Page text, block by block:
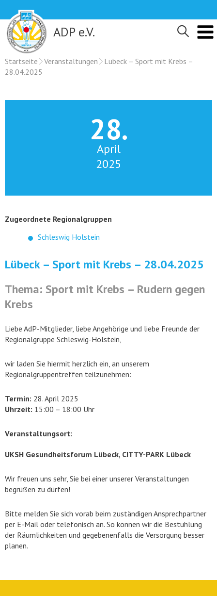
content
ADP e.V.
Startseite Veranstaltungen
Lübeck – Sport mit Krebs –
28.04.2025
28.
April
2025
Zugeordnete Regionalgruppen
Schleswig Holstein
Lübeck – Sport mit Krebs – 28.04.2025
Thema: Sport mit Krebs – Rudern gegen
Krebs
Liebe AdP-Mitglieder, liebe Angehörige und liebe Freunde der
Regionalgruppe Schleswig-Holstein,
wir laden Sie hiermit herzlich ein, an unserem
Regionalgruppentreffen teilzunehmen:
Termin: 28. April 2025
Uhrzeit: 15:00 – 18:00 Uhr
Veranstaltungsort:
UKSH Gesundheitsforum Lübeck, CITTY-PARK Lübeck
Wir freuen uns sehr, Sie bei einer unserer Veranstaltungen
begrüßen zu dürfen!
Bitte melden Sie sich vorab beim zuständigen Ansprechpartner
per E-Mail oder telefonisch an. So können wir die Bestuhlung
der Räumlichkeiten und gegebenenfalls die Versorgung besser
planen.